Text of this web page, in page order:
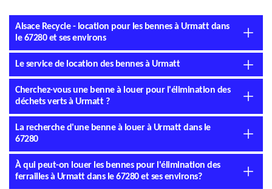
Alsace Recycle - location pour les bennes à Urmatt dans
le 67280 et ses environs
Le service de location des bennes à Urmatt
Cherchez-vous une benne à louer pour l'élimination des
déchets verts à Urmatt ?
La recherche d'une benne à louer à Urmatt dans le
67280
À qui peut-on louer les bennes pour l'élimination des
ferrailles à Urmatt dans le 67280 et ses environs?